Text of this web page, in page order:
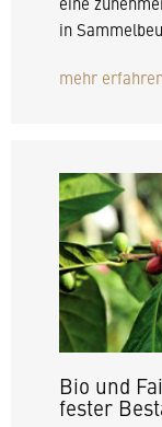
in
mehr
Bio und
fester